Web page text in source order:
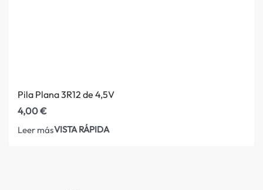
Pila Plana 3R12 de 4,5V
4,00€
Leer másVISTA RÁPIDA